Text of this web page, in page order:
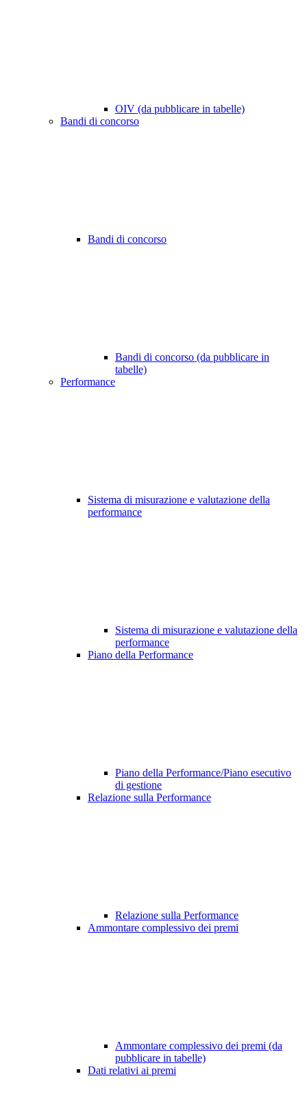
OIV (da pubblicare in tabelle)
Bandi di concorso
Bandi di concorso
Bandi di concorso (da pubblicare in
tabelle)
Performance
Sistema di misurazione e valutazione della
performance
Sistema di misurazione e valutazione della
performance
Piano della Performance
Piano della Performance/Piano esecutivo
di gestione
Relazione sulla Performance
Relazione sulla Performance
Ammontare complessivo dei premi
Ammontare complessivo dei premi (da
pubblicare in tabelle)
Dati relativi ai premi